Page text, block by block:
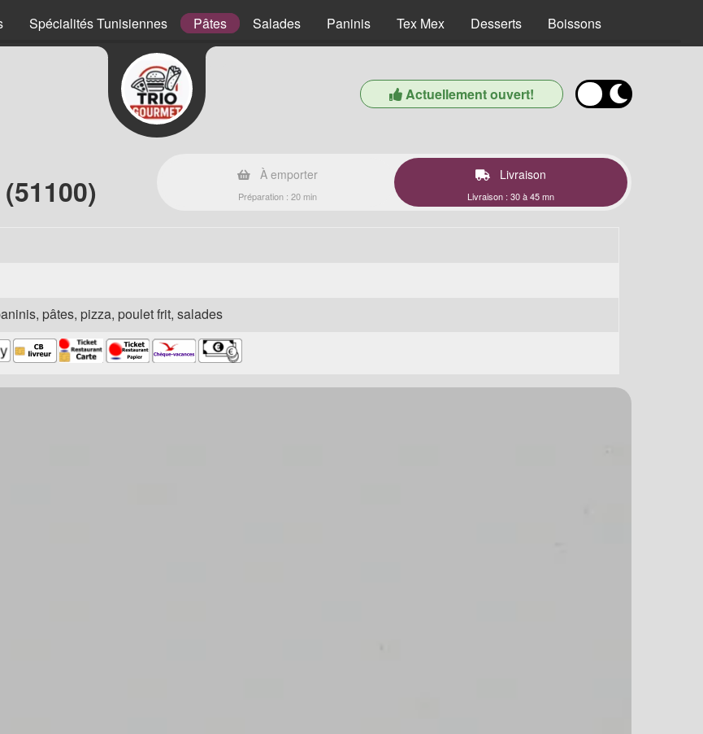
Spécialités Tunisiennes Pâtes Salades Paninis Tex Mex Desserts Boissons
Actuellement ouvert!
À emporter
Préparation : 20 min
Livraison
Livraison : 30 à 45 mn
pâtes, pizza, poulet frit, salades